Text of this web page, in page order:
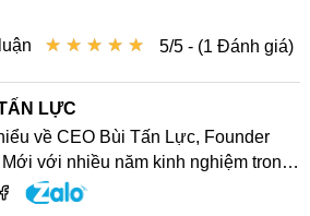
★ ★ ★ ★ ★
★ ★ ★ ★ ★ 5/5 - (1 Đánh giá)
LỰC
về CEO Bùi Tấn Lực, Founder
với nhiều năm kinh nghiệm trong
phát triển website, SEO và chia sẻ